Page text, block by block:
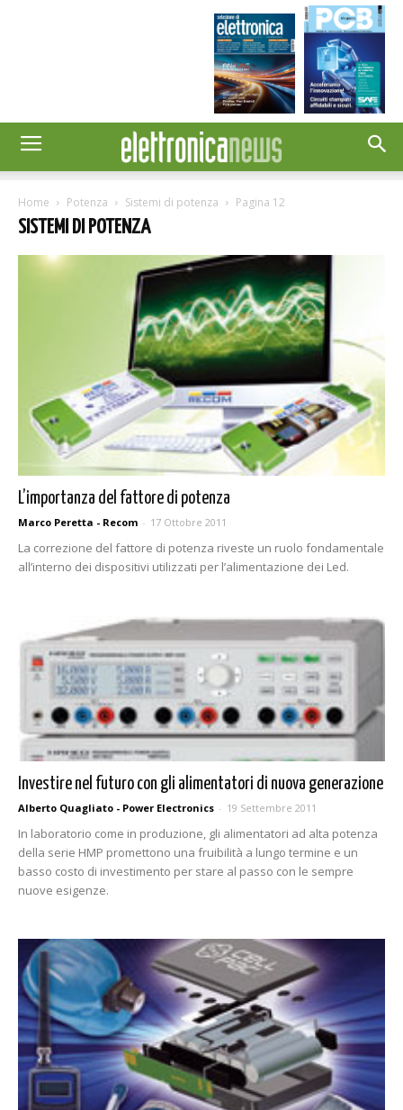
Home Potenza Sistemi di potenza Pagina 12
SISTEMI DI POTENZA
L’importanza del fattore di potenza
Marco Peretta - Recom - 17 Ottobre 2011
La correzione del fattore di potenza riveste un ruolo fondamentale
all’interno dei dispositivi utilizzati per l’alimentazione dei Led.
Investire nel futuro con gli alimentatori di nuova generazione
Alberto Quagliato - Power Electronics - 19 Settembre 2011
In laboratorio come in produzione, gli alimentatori ad alta potenza
della serie HMP promettono una fruibilità a lungo termine e un
basso costo di investimento per stare al passo con le sempre
nuove esigenze.